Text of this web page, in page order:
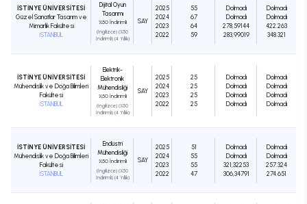
İSTİNYE ÜNİVERSİTESİ
Güzel Sanatlar Tasarım ve
Mimarlık Fakültesi
İSTANBUL
Dijital Oyun
Tasarımı
%50 İndirimli
(İngilizce) (%50
İndirimli) (4 Yıllık)
SAY
2025
2024
2023
2022
55
67
64
59
Dolmadı
Dolmadı
278,59144
283,99019
Dolmadı
Dolmadı
422.263
348.321
İSTİNYE ÜNİVERSİTESİ
Mühendislik ve Doğa Bilimleri
Fakültesi
İSTANBUL
Elektrik-
Elektronik
Mühendisliği
%50 İndirimli
(İngilizce) (%50
İndirimli) (4 Yıllık)
SAY
2025
2024
2023
2022
25
25
25
25
Dolmadı
Dolmadı
Dolmadı
Dolmadı
Dolmadı
Dolmadı
Dolmadı
Dolmadı
İSTİNYE ÜNİVERSİTESİ
Mühendislik ve Doğa Bilimleri
Fakültesi
İSTANBUL
Endüstri
Mühendisliği
%50 İndirimli
(İngilizce) (%50
İndirimli) (4 Yıllık)
SAY
2025
2024
2023
2022
51
55
55
47
Dolmadı
Dolmadı
321,32253
306,34791
Dolmadı
Dolmadı
257.324
274.651